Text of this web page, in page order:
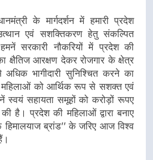
के मार्गदर्शन में हमारी प्रदेश
एवं सशक्तिकरण हेतु संकल्पित
सरकारी नौकरियों में प्रदेश की
क्षैतिज आरक्षण देकर रोजगार के क्षेत्र
भागीदारी सुनिश्चित करने का
महिलाओं को आर्थिक रूप से सशक्त एवं
स्वयं सहायता समूहों को करोड़ों रूपए
है। प्रदेश की महिलाओं द्वारा बनाए
हिमालयाज ब्रांड’’ के जरिए आज विश्व